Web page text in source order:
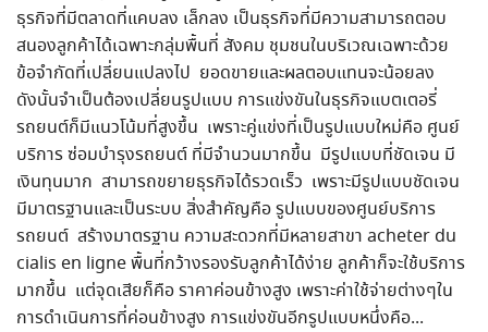
ธุรกิจที่มีตลาดที่แคบลง เล็กลง เป็นธุรกิจที่มีความสามารถตอบ
สนองลูกค้าได้เฉพาะกลุ่มพื้นที่ สังคม ชุมชนในบริเวณเฉพาะด้วย
ข้อจำกัดที่เปลี่ยนแปลงไป ยอดขายและผลตอบแทนจะน้อยลง
ดังนั้นจำเป็นต้องเปลี่ยนรูปแบบ การแข่งขันในธุรกิจแบตเตอรี่
รถยนต์ก็มีแนวโน้มที่สูงขึ้น เพราะคู่แข่งที่เป็นรูปแบบใหม่คือ ศูนย์
บริการ ซ่อมบำรุงรถยนต์ ที่มีจำนวนมากขึ้น มีรูปแบบที่ชัดเจน มี
เงินทุนมาก สามารถขยายธุรกิจได้รวดเร็ว เพราะมีรูปแบบชัดเจน
มีมาตรฐานและเป็นระบบ สิ่งสำคัญคือ รูปแบบของศูนย์บริการ
รถยนต์ สร้างมาตรฐาน ความสะดวกที่มีหลายสาขา acheter du
cialis en ligne พื้นที่กว้างรองรับลูกค้าได้ง่าย ลูกค้าก็จะใช้บริการ
มากขึ้น แต่จุดเสียก็คือ ราคาค่อนข้างสูง เพราะค่าใช้จ่ายต่างๆใน
การดำเนินการที่ค่อนข้างสูง การแข่งขันอีกรูปแบบหนึ่งคือ...